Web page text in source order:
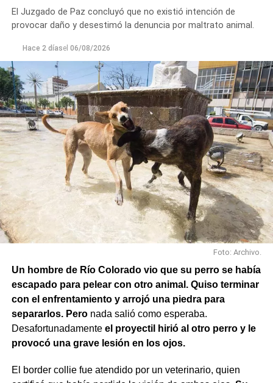
El Juzgado de Paz concluyó que no existió intención de
provocar daño y desestimó la denuncia por maltrato animal.
Hace 2 díasel 06/08/2026
Foto: Archivo.
Un hombre de Río Colorado vio que su perro se había
escapado para pelear con otro animal. Quiso terminar
con el enfrentamiento y arrojó una piedra para
separarlos. Peronada salió como esperaba.
Desafortunadamente el proyectil hirió al otro perro y le
provocó una grave lesión en los ojos.
El border collie fue atendido por un veterinario, quien